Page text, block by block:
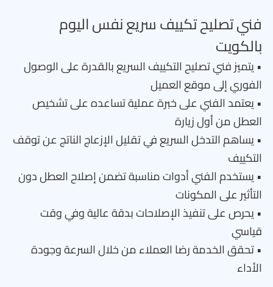
فني تصليح تكييف سريع نفس اليوم
بالكويت
• يتميز فني تصليح التكييف السريع بالقدرة على الوصول
الفوري إلى موقع العميل
• يعتمد الفني على خبرة عملية تساعده على تشخيص
العطل من أول زيارة
• يساهم التدخل السريع في تقليل الإزعاج الناتج عن توقف
التكييف
• يستخدم الفني أدوات مناسبة تضمن إصلاح العطل دون
التأثير على المكونات
• يحرص على تنفيذ الإصلاحات بدقة عالية وفي وقت
قياسي
• تحقق الخدمة رضا العملاء من خلال السرعة وجودة
الأداء